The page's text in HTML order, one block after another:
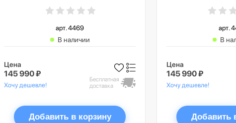
арт. 4469
В наличии
Цена
145 990 ₽
Хочу дешевле!
Бесплатная
доставка
Добавить в корзину
арт.
В
Цена
145 990 ₽
Хочу дешевле!
Добавить